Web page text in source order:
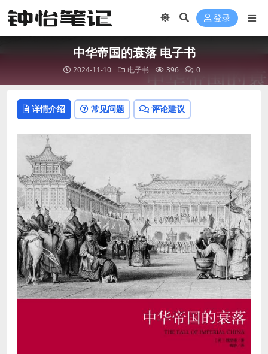
登录
中华帝国的衰落 电子书
2024-11-10 电子书 396 0
详情介绍 常见问题 评论建议